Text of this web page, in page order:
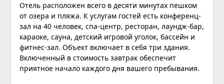
Отель расположен всего в десяти минутах пешком
от озера и пляжа. К услугам гостей есть конференц-
зал на 40 человек, спа-центр, ресторан, лаундж-бар,
караоке, сауна, детский игровой уголок, бассейн и
фитнес-зал. Объект включает в себя три здания.
Включенный в стоимость завтрак обеспечит
приятное начало каждого дня вашего пребывания.